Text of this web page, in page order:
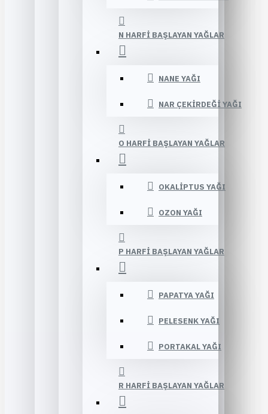
N HARFI BAŞLAYAN YAĞLAR
NANE YAĞI
NAR ÇEKIRDEĞI YAĞI
O HARFI BAŞLAYAN YAĞLAR
OKALIPTUS YAĞI
OZON YAĞI
P HARFI BAŞLAYAN YAĞLAR
PAPATYA YAĞI
PELESENK YAĞI
PORTAKAL YAĞI
R HARFI BAŞLAYAN YAĞLAR